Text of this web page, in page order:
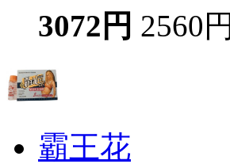
3072円 2560円
霸王花